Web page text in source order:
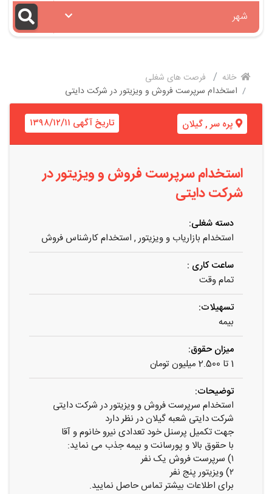
شهر
خانه
فرصت های شغلی
استخدام سرپرست فروش و ویزیتور در شرکت دایتی
پره سر ,گیلان تاریخ آگهی ۱۳۹۸/۱۲/۱۱
استخدام سرپرست فروش و ویزیتور در
شرکت دایتی
دسته شغلی:
استخدام بازاریاب و ویزیتور , استخدام کارشناس فروش
ساعت کاری :
تمام وقت
تسهیلات:
بیمه
میزان حقوق:
1 تا 2.500 میلیون تومان
توضیحات:
استخدام سرپرست فروش و ویزیتور در شرکت دایتی
شرکت دایتی شعبه گیلان در نظر دارد
جهت تکمیل پرسنل خود تعدادی نیرو خانوم و آقا
با حقوق بالا و پورسانت و بیمه جذب می نماید:
۱) سرپرست فروش یک نفر
۲) ویزیتور پنج نفر
برای اطلاعات بیشتر تماس حاصل نمایید.